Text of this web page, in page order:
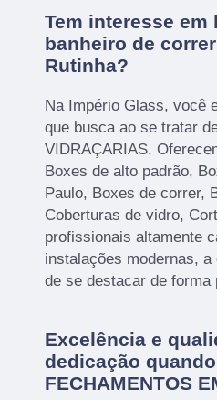
Tem interesse em
banheiro de
Rutinha?
Na Império Glass, você
que busca ao se tratar
VIDRAÇARIAS.
Boxes de alto padrão,
Paulo, Boxes de correr,
Coberturas de vidro,
profissionais altamente
instalações modernas,
de se destacar de forma
Excelência e
dedicação
FECHAMENTOS